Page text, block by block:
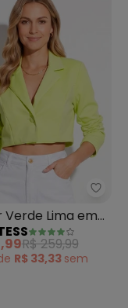
Cropped
Verde Lima em
R$ 259,99
R$ 33,33 sem